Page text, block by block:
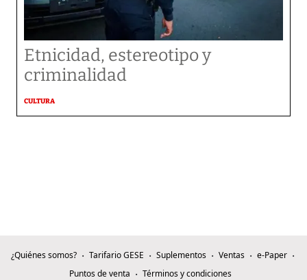
Etnicidad, estereotipo y
criminalidad
CULTURA
¿Quiénes somos? Tarifario GESE Suplementos Ventas
e-Paper
Puntos de venta
Términos y condiciones